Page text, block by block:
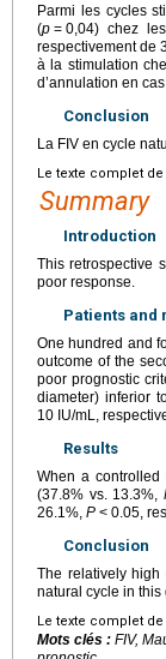
Parmi les cycles
(p = 0,04) chez
respectivement de
à la stimulation
d’annulation en
Conclusion
La FIV en cycle
Le texte complet
Summary
Introduction
This retrospective
poor response.
Patients and
One hundred and
outcome of the
poor prognostic
diameter) inferior
10 IU/mL,
Results
When a controlled
(37.8% vs. 13.3%,
26.1%, P < 0.05,
Conclusion
The relatively high
natural cycle in this
Le texte complet
Mots clés : FIV,